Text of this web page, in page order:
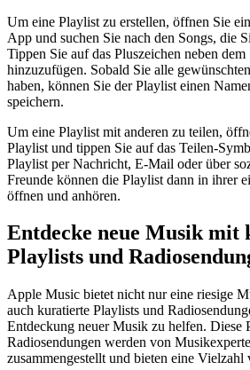
Um eine Playlist zu erstellen, öffnen Sie
App und suchen Sie nach den Songs, die
Tippen Sie auf das Pluszeichen neben
hinzuzufügen. Sobald Sie alle
haben, können Sie der Playlist einen
speichern.
Um eine Playlist mit anderen zu teilen,
Playlist und tippen Sie auf das Teilen-
Playlist per Nachricht, E-Mail oder über
Freunde können die Playlist dann in ihrer
öffnen und anhören.
Entdecke neue Musik mit
Playlists und
Apple Music bietet nicht nur eine riesige
auch kuratierte Playlists und
Entdeckung neuer Musik zu helfen. Diese
Radiosendungen werden von
zusammengestellt und bieten eine Vielzahl